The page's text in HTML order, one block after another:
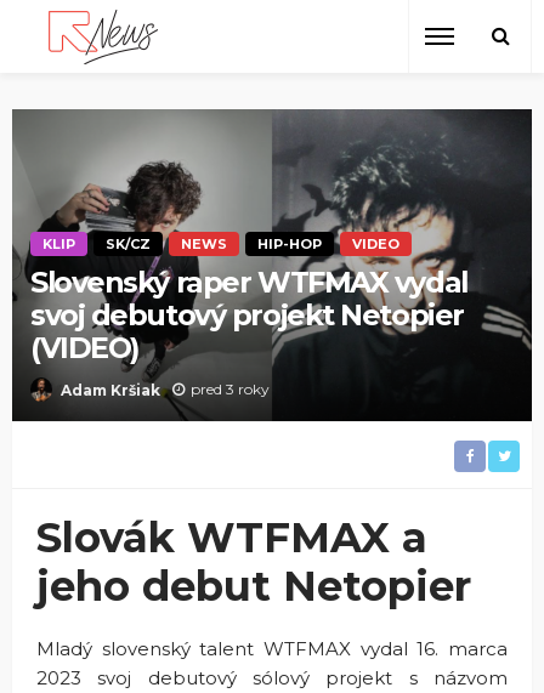
KLIP SK/CZ NEWS HIP-HOP VIDEO
Slovenský raper WTFMAX vydal
svoj debutový projekt Netopier
(VIDEO)
Adam Kršiak pred 3 roky
Slovák WTFMAX a
jeho debut Netopier
Mladý slovenský talent WTFMAX vydal 16. marca
2023 svoj debutový sólový projekt s názvom